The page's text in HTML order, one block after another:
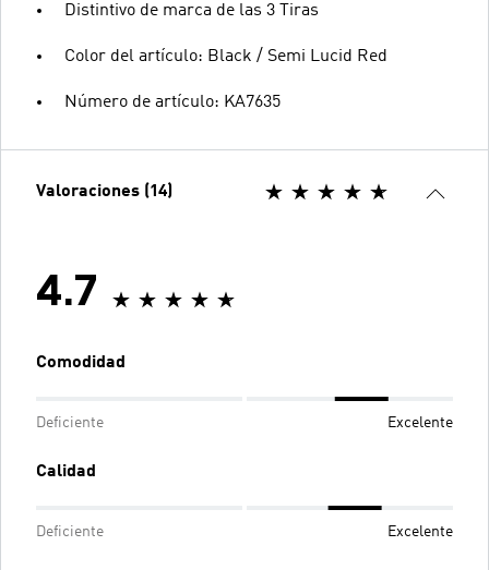
Distintivo de marca de las 3 Tiras
Color del artículo: Black / Semi Lucid Red
Número de artículo: KA7635
Valoraciones (14)
4.7
Comodidad
Deficiente Excelente
Calidad
Deficiente Excelente